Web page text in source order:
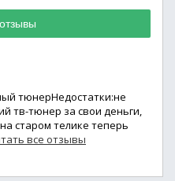
тюнерНедостатки:не
тв-тюнер за свои деньги,
старом телике теперь
все отзывы